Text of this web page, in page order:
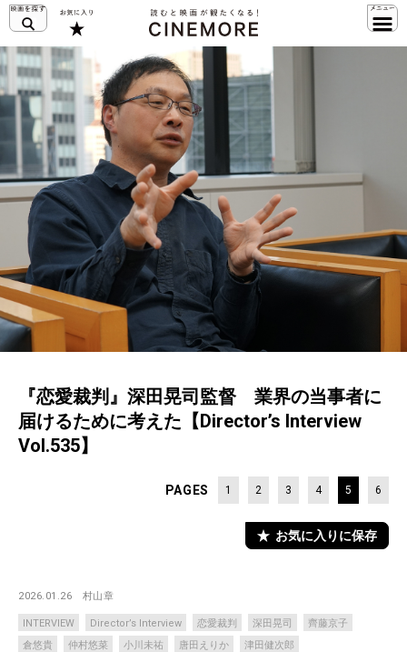
『恋愛裁判』深田晃司監督 業界の当事者に
届けるために考えた【Director’s Interview
Vol.535】
PAGES 1 2 3 4 5 6
お気に入りに保存
2026.01.26 村山章
INTERVIEW Director’s Interview 恋愛裁判 深田晃司
齊藤京子
倉悠貴
仲村悠菜 小川未祐 唐田えりか 津田健次郎